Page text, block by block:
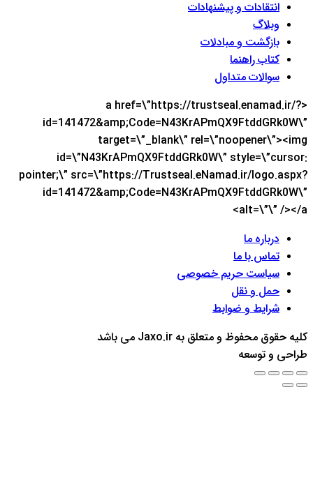
انتقادات و پیشنهادات
وبلاگ
بازگشت و مبادلات
کتاب راهنما
سوالات متداول
<a href=\”https://trustseal.enamad.ir/?
id=141472&amp;Code=N43KrAPmQX9FtddGRk0W\”
target=\”_blank\” rel=\”noopener\”><img
id=\”N43KrAPmQX9FtddGRk0W\” style=\”cursor:
pointer;\” src=\”https://Trustseal.eNamad.ir/logo.aspx?
id=141472&amp;Code=N43KrAPmQX9FtddGRk0W\”
alt=\”\” /></a>
درباره ما
تماس با ما
سیاست حریم خصوصی
حمل و نقل
شرایط و ضوابط
Back
to
top
کلیه حقوق محفوظ و متعلق به Jaxo.ir می باشد
طراحی و توسعه